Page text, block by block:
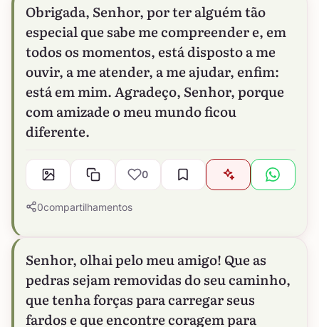
Obrigada, Senhor, por ter alguém tão
especial que sabe me compreender e, em
todos os momentos, está disposto a me
ouvir, a me atender, a me ajudar, enfim:
está em mim. Agradeço, Senhor, porque
com amizade o meu mundo ficou
diferente.
0
0compartilhamentos
Senhor, olhai pelo meu amigo! Que as
pedras sejam removidas do seu caminho,
que tenha forças para carregar seus
fardos e que encontre coragem para